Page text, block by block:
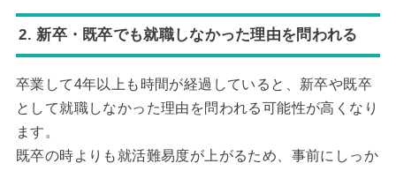
2. 新卒・既卒でも就職しなかった理由を問われる
卒業して4年以上も時間が経過していると、新卒や既卒
として就職しなかった理由を問われる可能性が高くなり
ます。
既卒の時よりも就活難易度が上がるため、事前にしっか